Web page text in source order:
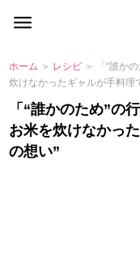
ホーム ＞ レシピ ＞ 「“誰か
炊けなかったギャルが手料理
「“誰かのため”の
お米を炊けなかっ
の想い”